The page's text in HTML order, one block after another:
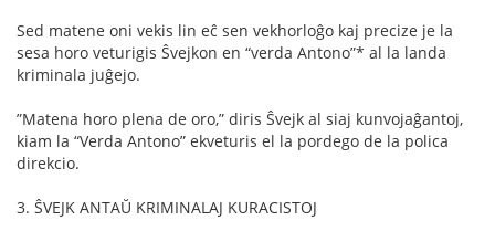
Sed matene oni vekis lin eĉ sen vekhorloĝo kaj precize je la
sesa horo veturigis Ŝvejkon en “verda Antono”* al la landa
kriminala juĝejo.
”Matena horo plena de oro,” diris Ŝvejk al siaj kunvojaĝantoj,
kiam la “Verda Antono” ekveturis el la pordego de la polica
direkcio.
3. ŜVEJK ANTAŬ KRIMINALAJ KURACISTOJ